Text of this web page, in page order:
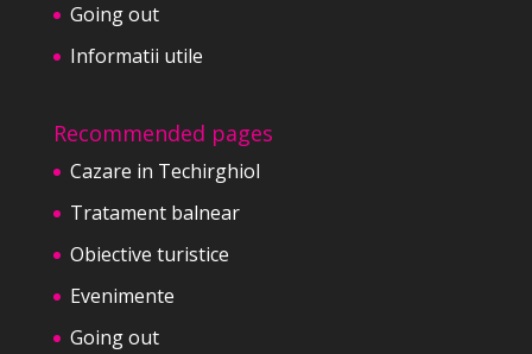
Going out
Informatii utile
Recommended pages
Cazare in Techirghiol
Tratament balnear
Obiective turistice
Evenimente
Going out